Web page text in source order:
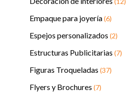
Empaque para joyería(6)
Espejos personalizados (2)
Estructuras Publicitarias (7)
Figuras Troqueladas (37)
Flyers y Brochures (7)